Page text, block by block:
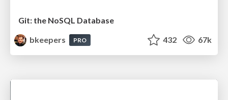
Git: the NoSQL Database
bkeepers
PRO 432 67k